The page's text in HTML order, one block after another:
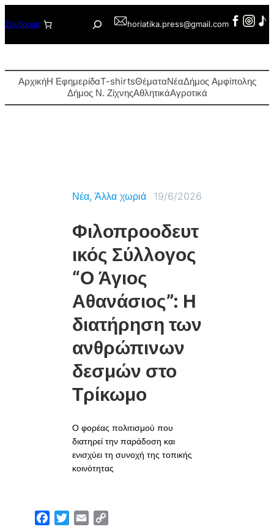
στο
περιεχόμενο
Συνδρομή Αναζήτησηhoriatika.press@gmail.com
ΑρχικήΗ ΕφημερίδαT-shirtsΘέματαΝέαΔήμος Αμφίπολης
Δήμος Ν. ΖίχνηςΑθλητικάΑγροτικά
Νέα, Άλλα χωριά 19/6/2026
Φιλοπροοδευτ
ικός Σύλλογος
“Ο Άγιος
Αθανάσιος”: Η
διατήρηση των
ανθρώπινων
δεσμών στο
Τρίκωμο
Ο φορέας πολιτισμού που
διατηρεί την παράδοση και
ενισχύει τη συνοχή της τοπικής
κοινότητας